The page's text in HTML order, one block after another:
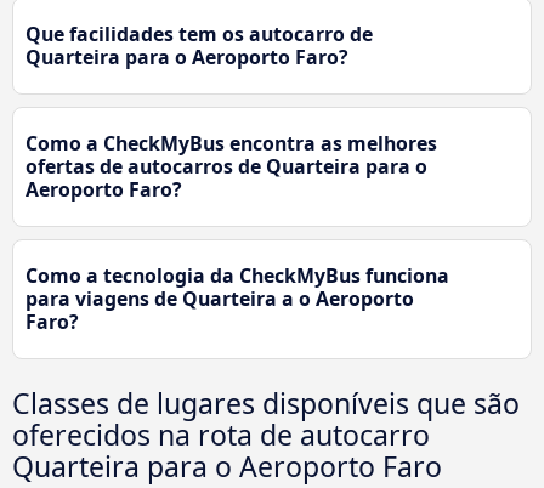
Que facilidades tem os autocarro de
Quarteira para o Aeroporto Faro?
Como a CheckMyBus encontra as melhores
ofertas de autocarros de Quarteira para o
Aeroporto Faro?
Como a tecnologia da CheckMyBus funciona
para viagens de Quarteira a o Aeroporto
Faro?
Classes de lugares disponíveis que são
oferecidos na rota de autocarro
Quarteira para o Aeroporto Faro